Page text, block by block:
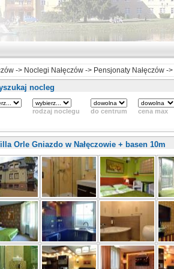
-> Noclegi Nałęczów -> Pensjonaty Nałęczów ->
nocleg
rodzaj noclegu do centrum
cena max
Orle Gniazdo w Nałęczowie + basen 10m